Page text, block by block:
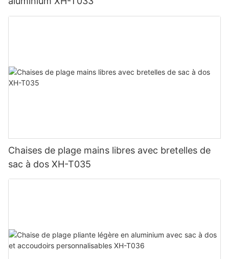
Chaises de plage mains libres avec bretelles de
sac à dos XH-T035